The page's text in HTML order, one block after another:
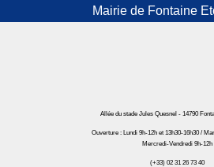
Mairie de Fontaine
Allée du stade Jules Quesnel - 14790
Ouverture : Lundi 9h-12h et 13h30-16h30 /
Mercredi-Vendredi 9h-12h
(+33) 02 31 26 73 40